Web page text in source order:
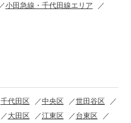
小田急線・千代田線エリア
千代田区 中央区
世田谷区
大田区 江東区 台東区